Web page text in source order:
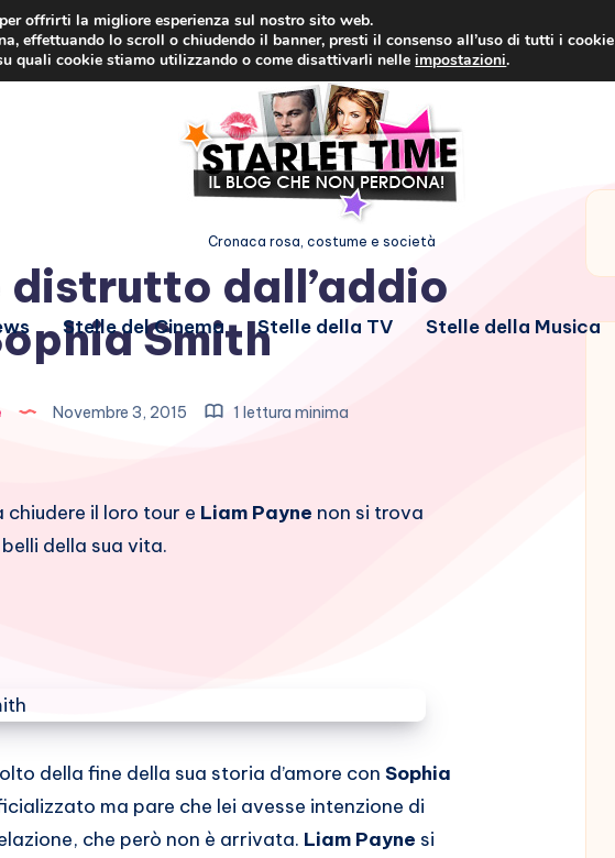
Cronaca rosa, costume e società
Stelle del Cinema Stelle della TV Stelle della Musica
distrutto dall’addio
Smith
Novembre 3, 2015 1 lettura minima
chiudere il loro tour e Liam Payne non si trova
della sua vita.
della fine della sua storia d’amore con Sophia
ma pare che lei avesse intenzione di
che però non è arrivata. Liam Payne si
offrirti la migliore esperienza sul nostro sito web.
effettuando lo scroll o chiudendo il banner, presti il consenso all’uso di tutti i cookie
quali cookie stiamo utilizzando o come disattivarli nelleimpostazioni.